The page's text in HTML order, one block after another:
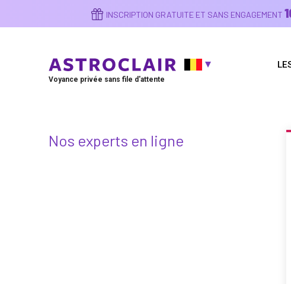
contenu
INSCRIPTION GRATUITE ET SANS ENGAGEMENT
Voyance privée sans file d'attente
Nos experts en ligne